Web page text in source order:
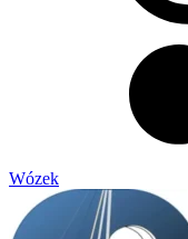
Wózek